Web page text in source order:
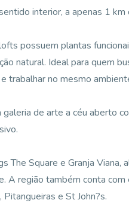
interior, a apenas 1
possuem plantas
natural. Ideal para quem
trabalhar no mesmo
galeria de arte a céu aberto
The Square e Granja
A região também conta
e St John?s.